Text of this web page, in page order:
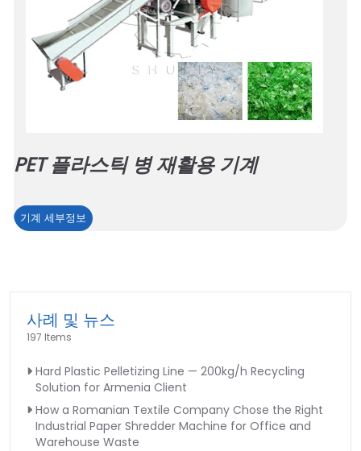
PET 플라스틱 병 재활용 기계
기계 세부정보 PET
틱
병
용
기
계
사례 및 뉴스
197 Items
Hard Plastic Pelletizing Line — 200kg/h Recycling
Solution for Armenia Client
How a Romanian Textile Company Chose the Right
Industrial Paper Shredder Machine for Office and
Warehouse Waste